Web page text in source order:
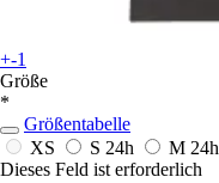
+-1
Größe
*
Größentabelle
XS
S 24h M 24h
Dieses Feld ist erforderlich